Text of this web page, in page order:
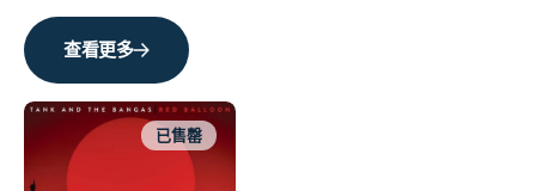
查看更多
已售罄